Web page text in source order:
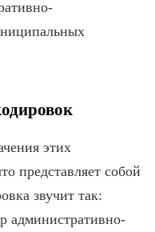
этих
представляет собой
звучит так:
административно-